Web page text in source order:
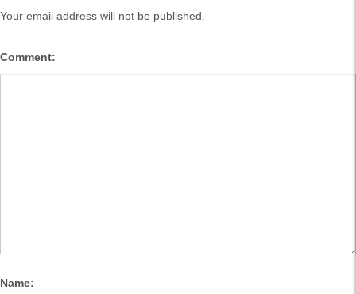
Your email address will not be published.
Comment:
Name: